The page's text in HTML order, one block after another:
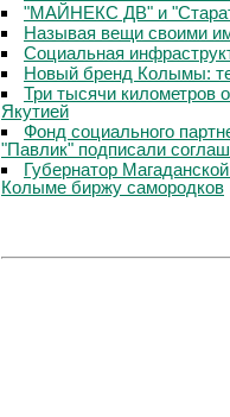
"МАЙНЕКС ДВ" и
Называя вещи своими
Социальная
Новый бренд Колымы:
Три тысячи километров
Якутией
Фонд социального
"Павлик" подписали
Губернатор
Колыме биржу самородков